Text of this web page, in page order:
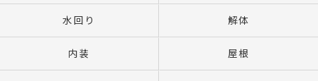
水回り 解体
内装 屋根